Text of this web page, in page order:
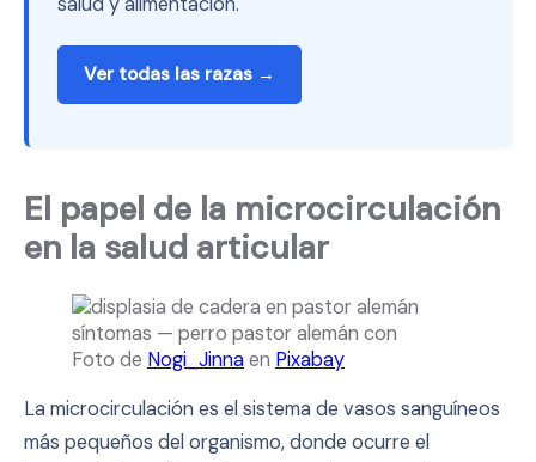
Ver todas las razas →
El papel de la microcirculación
en la salud articular
Foto de Nogi_Jinnaen Pixabay
La microcirculación es el sistema de vasos sanguíneos
más pequeños del organismo, donde ocurre el